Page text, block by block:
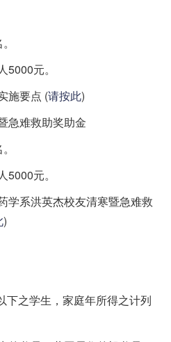
元。
施要点 (请按此)
急难救助奖助金
元。
学系洪英杰校友清寒暨急难救
)
下之学生，家庭年所得之计列